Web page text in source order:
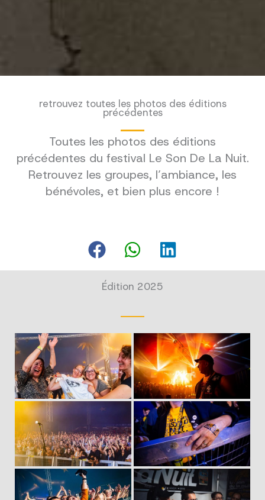
retrouvez toutes les photos des éditions
précédentes
Toutes les photos des éditions
précédentes du festival Le Son De La Nuit.
Retrouvez les groupes, l’ambiance, les
bénévoles, et bien plus encore !
Édition 2025